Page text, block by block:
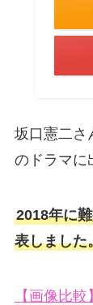
坂口憲二さ
のドラマに
2018年に
表しました
【画像比